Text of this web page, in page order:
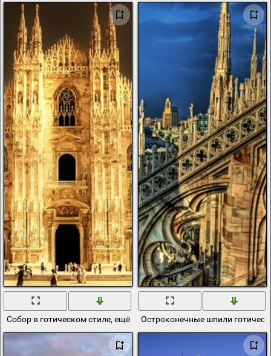
Собор в готическом стиле, ещё одно архитектурное достояние
Остроконечные шпили